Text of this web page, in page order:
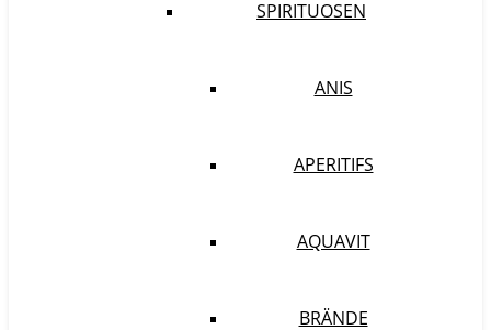
SPIRITUOSEN
ANIS
APERITIFS
AQUAVIT
BRÄNDE